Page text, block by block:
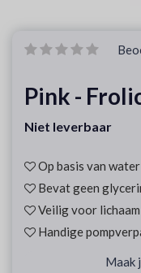
Pink -
Niet leverbaar
Op basis van
Bevat geen
Veilig voor
Handige
Maak